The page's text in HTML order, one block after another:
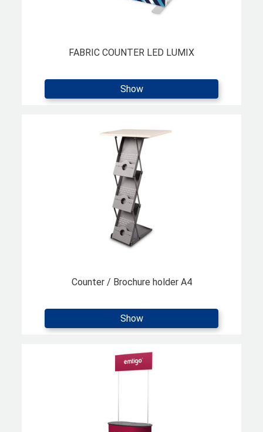
FABRIC COUNTER LED LUMIX
Show
Counter / Brochure holder A4
Show